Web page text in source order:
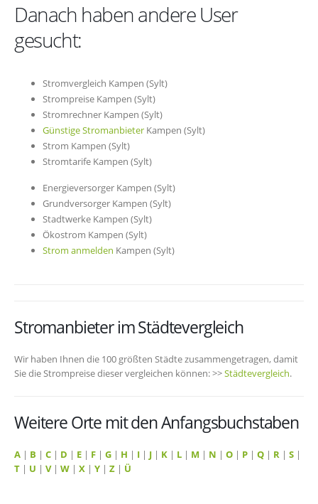
Danach haben andere User
gesucht:
Stromvergleich Kampen (Sylt)
Strompreise Kampen (Sylt)
Stromrechner Kampen (Sylt)
Günstige Stromanbieter Kampen (Sylt)
Strom Kampen (Sylt)
Stromtarife Kampen (Sylt)
Energieversorger Kampen (Sylt)
Grundversorger Kampen (Sylt)
Stadtwerke Kampen (Sylt)
Ökostrom Kampen (Sylt)
Strom anmelden Kampen (Sylt)
Stromanbieter im Städtevergleich
Wir haben Ihnen die 100 größten Städte zusammengetragen, damit
Sie die Strompreise dieser vergleichen können: >>Städtevergleich.
Weitere Orte mit den Anfangsbuchstaben
A | B | C | D | E | F | G | H | I | J | K | L | M | N | O | P | Q | R | S |
T | U | V| W | X | Y | Z | Ü